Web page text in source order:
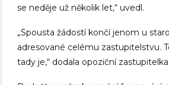
se neděje už několik let,“ uvedl.
„Spousta žádostí končí jenom u
adresované celému zastupitelstvu.
tady je,“ dodala opoziční